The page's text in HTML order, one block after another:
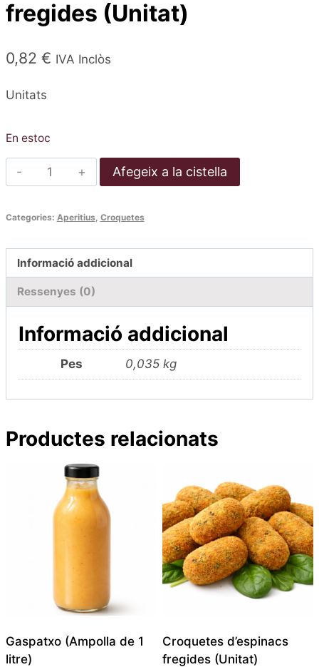
fregides (Unitat)
0,82 € IVA Inclòs
Unitats
En estoc
quantitat
de
de
fregides
Afegeix a la cistella
Categories: Aperitius, Croquetes
Informació addicional
Ressenyes (0)
Informació addicional
Pes 0,035 kg
Productes relacionats
Gaspatxo (Ampolla de 1
litre)
Croquetes d’espinacs
fregides (Unitat)